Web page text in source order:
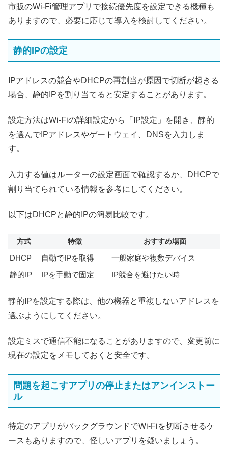
市販のWi‑Fi管理アプリで接続優先度を設定できる機種も
ありますので、必要に応じて導入を検討してください。
静的IPの設定
IPアドレスの競合やDHCPの再割当が原因で切断が起きる
場合、静的IPを割り当てると安定することがあります。
設定方法はWi‑Fiの詳細設定から「IP設定」を開き、静的
を選んでIPアドレスやゲートウェイ、DNSを入力しま
す。
入力する値はルーターの設定画面で確認するか、DHCPで
割り当てられている情報を参考にしてください。
以下はDHCPと静的IPの簡易比較です。
方式 特徴 おすすめ場面
DHCP 自動でIPを取得
一般家庭や複数デバイス
静的IP
IPを手動で固定 IP競合を避けたい時
静的IPを設定する際は、他の機器と重複しないアドレスを
選ぶようにしてください。
設定ミスで通信不能になることがありますので、変更前に
現在の設定をメモしておくと安全です。
問題を起こすアプリの停止またはアンインストー
ル
特定のアプリがバックグラウンドでWi‑Fiを切断させるケ
ースもありますので、怪しいアプリを疑いましょう。